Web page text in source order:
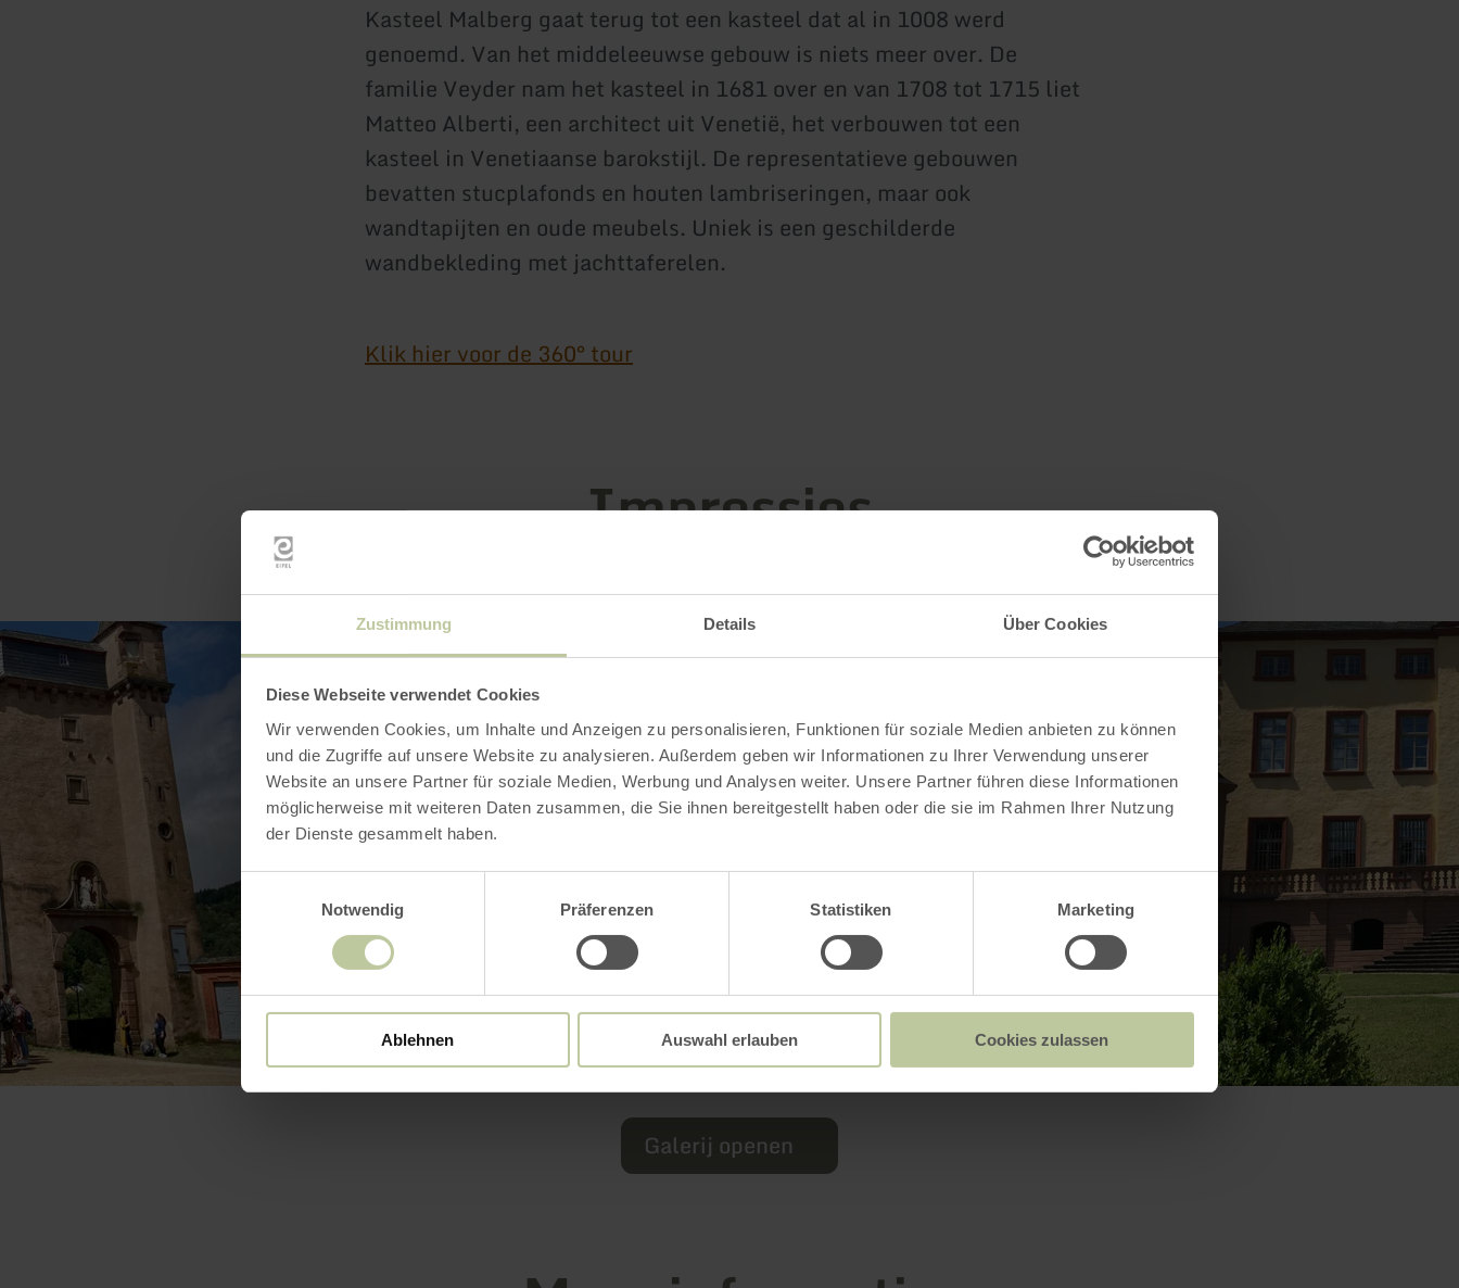
Zustimmung Details Über Cookies
Diese Webseite verwendet Cookies
Wir verwenden Cookies, um Inhalte und Anzeigen zu personalisieren, Funktionen für soziale Medien anbieten zu können
und die Zugriffe auf unsere Website zu analysieren. Außerdem geben wir Informationen zu Ihrer Verwendung unserer
Website an unsere Partner für soziale Medien, Werbung und Analysen weiter. Unsere Partner führen diese Informationen
möglicherweise mit weiteren Daten zusammen, die Sie ihnen bereitgestellt haben oder die sie im Rahmen Ihrer Nutzung
der Dienste gesammelt haben.
Einwilligungsauswahl
Notwendig
Präferenzen Statistiken Marketing
Ablehnen Auswahl erlauben Cookies zulassen
Kasteel Malberg gaat terug tot een kasteel dat al in 1008 werd
genoemd. Van het middeleeuwse gebouw is niets meer over. De
familie Veyder nam het kasteel in 1681 over en van 1708 tot 1715 liet
Matteo Alberti, een architect uit Venetië, het verbouwen tot een
kasteel in Venetiaanse barokstijl. De representatieve gebouwen
bevatten stucplafonds en houten lambriseringen, maar ook
wandtapijten en oude meubels. Uniek is een geschilderde
wandbekleding met jachttaferelen.
Klik hier voor de 360° tour
Impressies
Galerij openen